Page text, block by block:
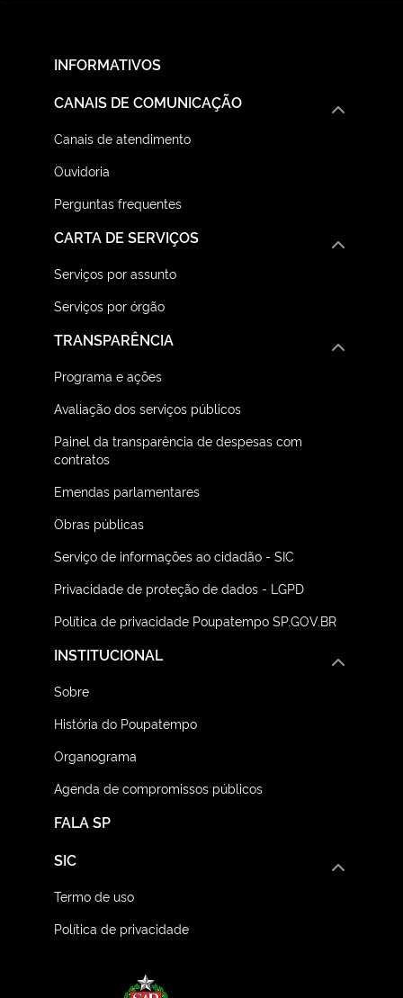
INFORMATIVOS
CANAIS DE COMUNICAÇÃO
Canais de atendimento
Ouvidoria
Perguntas frequentes
CARTA DE SERVIÇOS
Serviços por assunto
Serviços por órgão
TRANSPARÊNCIA
Programa e ações
Avaliação dos serviços públicos
Painel da transparência de despesas com
contratos
Emendas parlamentares
Obras públicas
Serviço de informações ao cidadão - SIC
Privacidade de proteção de dados - LGPD
Política de privacidade Poupatempo SP.GOV.BR
FALA SP
INSTITUCIONAL
Sobre
História do Poupatempo
Organograma
Agenda de compromissos públicos
SIC
Termo de uso
Política de privacidade